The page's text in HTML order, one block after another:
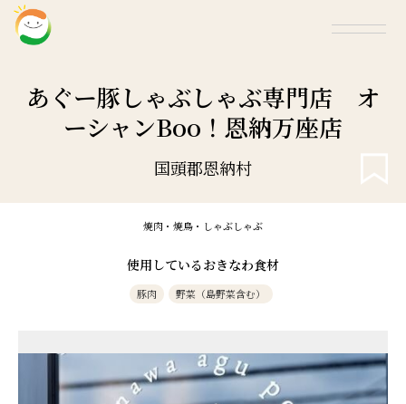
あぐー豚しゃぶしゃぶ専門店 オ
ーシャンBoo！恩納万座店
国頭郡恩納村
焼肉・焼鳥・しゃぶしゃぶ
使用しているおきなわ食材
豚肉 野菜（島野菜含む）